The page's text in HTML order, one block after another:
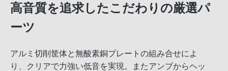
高音質を追求したこだわりの厳選パ
ーツ
アルミ切削筐体と無酸素銅プレートの組み合せによ
り、クリアで力強い低音を実現。またアンプからヘッ